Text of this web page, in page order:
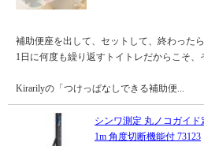
補助便座を出して、セットして、終わった
1日に何度も繰り返すトイトレだからこそ、
Kirarilyの「つけっぱなしできる補助便...
シンワ測定 丸ノコガイ
1m 角度切断機能付 73123